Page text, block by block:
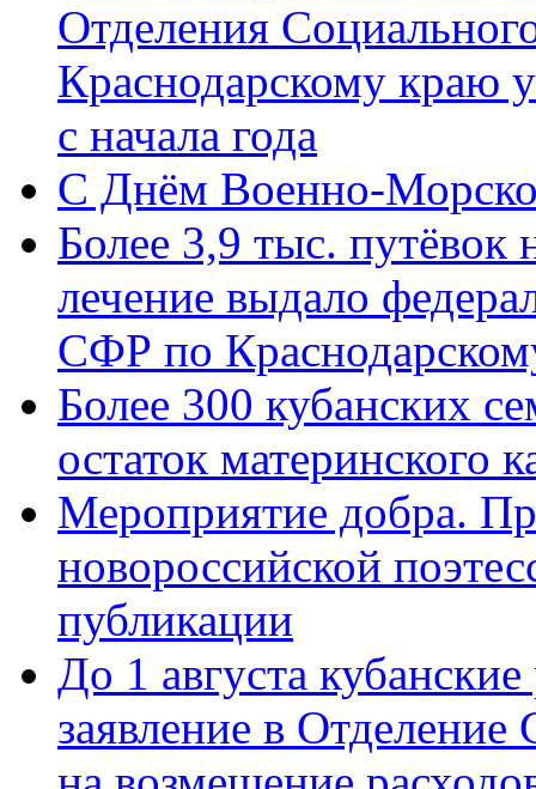
Отделения
Краснодарскому краю
с начала года
C Днём Военно-
Более 3,9 тыс. путёвок
лечение выдало
СФР по
Более 300 кубанских
остаток материнского
Мероприятие добра.
новороссийской
публикации
До 1 августа
заявление в